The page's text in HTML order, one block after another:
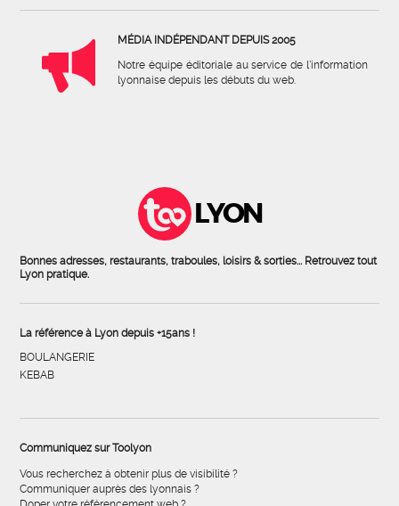
MÉDIA INDÉPENDANT DEPUIS 2005
Notre équipe éditoriale au service de l'information
lyonnaise depuis les débuts du web.
LYON
Bonnes adresses, restaurants, traboules, loisirs & sorties... Retrouvez tout
Lyon pratique.
La référence à Lyon depuis +15ans !
BOULANGERIE
KEBAB
Communiquez sur Toolyon
Vous recherchez à obtenir plus de visibilité ?
Communiquer auprès des lyonnais ?